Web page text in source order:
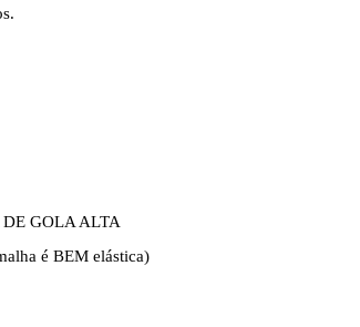
GOLA ALTA
é BEM elástica)